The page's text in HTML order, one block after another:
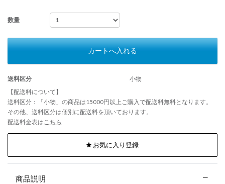
数量
カートへ入れる
送料区分
小物
【配送料について】
送料区分：「小物」の商品は15000円以上ご購入で配送料無料となります。
その他、送料区分は個別に配送料を頂いております。
配送料金表は こちら
お気に入り登録
商品説明